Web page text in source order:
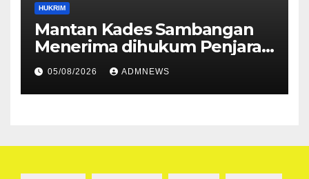
HUKRIM
Mantan Kades Sambangan
Menerima dihukum Penjara 1
tahun 4 Bulan
05/08/2026 ADMNEWS